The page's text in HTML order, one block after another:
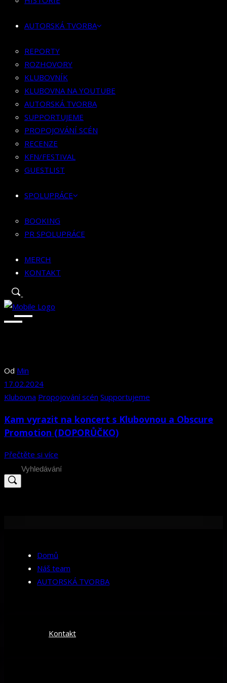
KLUBOVNA NA YOUTUBE
SUPPORTUJEME
PROPOJOVÁNÍ SCÉN
RECENZE
KFN/FESTIVAL
GUESTLIST
SPOLUPRÁCE
BOOKING
PR SPOLUPRÁCE
MERCH
AUTORSKÁ TVORBA
REPORTY
ROZHOVORY
KLUBOVNÍK
KLUBOVNA NA YOUTUBE
AUTORSKÁ TVORBA
SUPPORTUJEME
PROPOJOVÁNÍ SCÉN
RECENZE
KFN/FESTIVAL
GUESTLIST
SPOLUPRÁCE
BOOKING
PR SPOLUPRÁCE
MERCH
KONTAKT
Od Min
17.02.2024
Klubovna Propojování scén Supportujeme
Kam vyrazit na koncert s Klubovnou a Obscure
Promotion (DOPORŮČKO)
Přečtěte si více
Search
for:
Domů
Náš team
AUTORSKÁ TVORBA
Kontakt